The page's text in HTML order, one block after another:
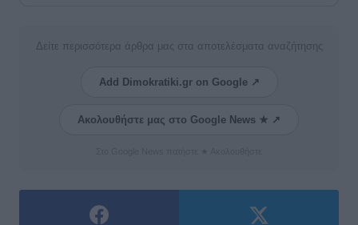
Δείτε περισσότερα άρθρα μας στα αποτελέσματα αναζήτησης
Add Dimokratiki.gr on Google ↗
Ακολουθήστε μας στο Google News ★ ↗